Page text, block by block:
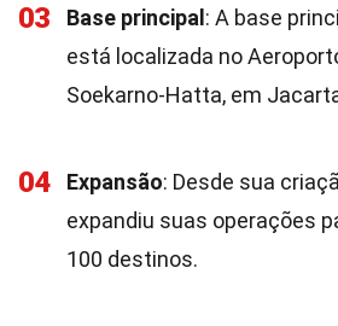
03 Base principal : A base
está localizada no
Soekarno-Hatta, em
04 Expansão: Desde sua
expandiu suas operações
100 destinos.